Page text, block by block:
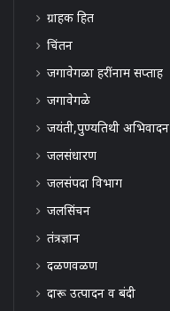
ग्राहक हित
चिंतन
जगावेगळा हरींनाम सप्ताह
जगावेगळे
जयंती,पुण्यतिथी अभिवादन
जलसंधारण
जलसंपदा विभाग
जलसिंचन
तंत्रज्ञान
दळणवळण
दारू उत्पादन व बंदी